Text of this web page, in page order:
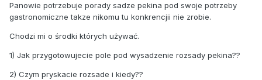
Panowie potrzebuje porady sadze pekina pod swoje potrzeby
gastronomiczne takze nikomu tu konkrencjii nie zrobie.
Chodzi mi o środki których używać.
1) Jak przygotowujecie pole pod wysadzenie rozsady pekina??
2) Czym pryskacie rozsade i kiedy??